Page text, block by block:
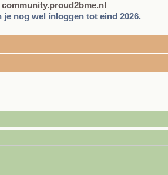
community.proud2bme.nl
nog wel inloggen tot eind 2026.